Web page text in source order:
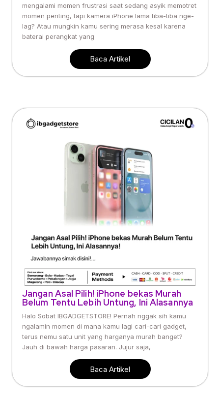
mengalami momen frustrasi saat sedang asyik memotret
momen penting, tapi kamera iPhone lama tiba-tiba nge-
lag? Atau mungkin kamu sering merasa kesal karena
baterai perangkat yang
Baca Artikel
Jangan Asal Pilih! iPhone bekas Murah
Belum Tentu Lebih Untung, Ini Alasannya
Halo Sobat IBGADGETSTORE! Pernah nggak sih kamu
ngalamin momen di mana kamu lagi cari-cari gadget,
terus nemu satu unit yang harganya murah banget?
Jauh di bawah harga pasaran. Jujur saja,
Baca Artikel